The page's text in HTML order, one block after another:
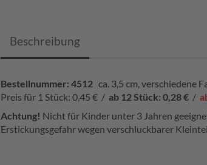
Beschreibung
Bestellnummer: 4512 ca. 3,5 cm, verschiedene
Preis für 1 Stück: 0,45 € / ab 12 Stück: 0,28 € /
Achtung! Nicht für Kinder unter 3 Jahren
Erstickungsgefahr wegen verschluckbarer